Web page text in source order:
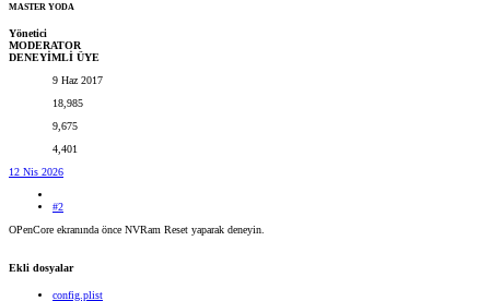
MASTER YODA
Yönetici
MODERATOR
DENEYİMLİ ÜYE
9 Haz 2017
18,985
9,675
4,401
12 Nis 2026
#2
OPenCore ekranında önce NVRam Reset yaparak deneyin.
Ekli dosyalar
config.plist